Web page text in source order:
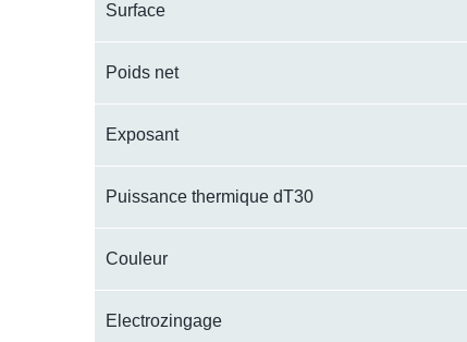
Surface
Poids net
Exposant
Puissance thermique dT30
Couleur
Electrozingage